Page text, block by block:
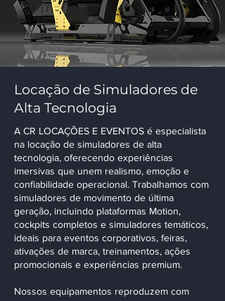
Locação de Simuladores de
Alta Tecnologia
A CR LOCAÇÕES E EVENTOS é especialista
na locação de simuladores de alta
tecnologia, oferecendo experiências
imersivas que unem realismo, emoção e
confiabilidade operacional. Trabalhamos com
simuladores de movimento de última
geração, incluindo plataformas Motion,
cockpits completos e simuladores temáticos,
ideais para eventos corporativos, feiras,
ativações de marca, treinamentos, ações
promocionais e experiências premium.
Nossos equipamentos reproduzem com